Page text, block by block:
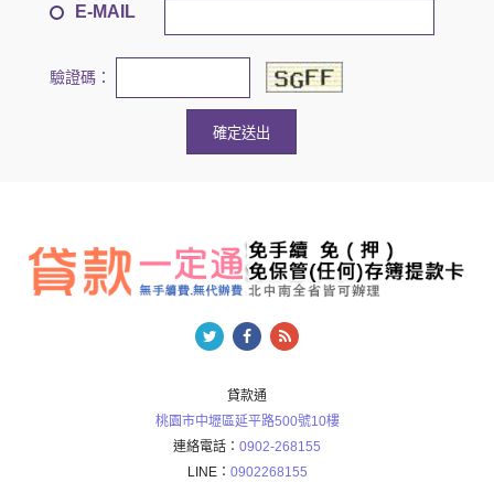
E-MAIL
驗證碼：
貸款通
桃園市中壢區延平路500號10樓
連絡電話： 0902-268155
LINE： 0902268155